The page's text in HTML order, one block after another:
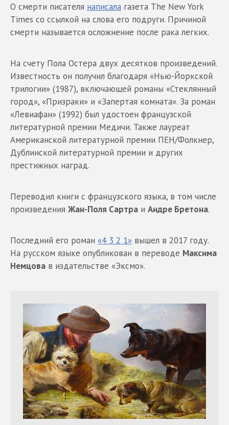
О смерти писателя написала газета The New York
Times со ссылкой на слова его подруги. Причиной
смерти называется осложнение после рака легких.
На счету Пола Остера двух десятков произведений.
Известность он получил благодаря «Нью-Йоркской
трилогии» (1987), включающей романы «Стеклянный
город», «Призраки» и «Запертая комната». За роман
«Левиафан» (1992) был удостоен французской
литературной премии Медичи. Также лауреат
Американской литературной премии ПЕН/Фолкнер,
Дублинской литературной премии и других
престижных наград.
Переводил книги с французского языка, в том числе
произведения Жан-Поля Сартра и Андре Бретона.
Последний его роман «4 3 2 1» вышел в 2017 году.
На русском языке опубликован в переводе Максима
Немцова в издательстве «Эксмо».